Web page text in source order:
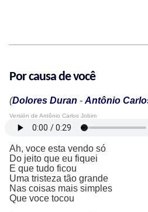
Por causa de você
(Dolores Duran - Antônio
Versión de Antônio Carlos Jobim
Ah, voce esta vendo só
Do jeito que eu fiquei
E que tudo ficou
Uma tristeza tão grande
Nas coisas mais simples
Que voce tocou